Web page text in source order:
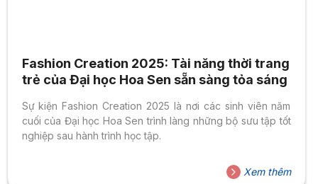
Fashion Creation 2025: Tài năng thời trang
trẻ của Đại học Hoa Sen sẵn sàng tỏa sáng
Sự kiện Fashion Creation 2025 là nơi các sinh viên năm
cuối của Đại học Hoa Sen trình làng những bộ sưu tập tốt
nghiệp sau hành trình học tập.
Xem thêm